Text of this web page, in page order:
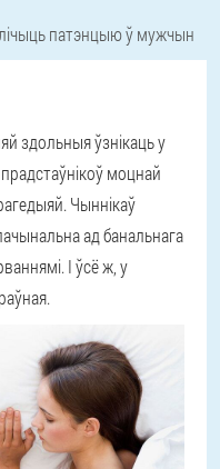
патэнцыю ў мужчын
здольныя ўзнікаць у
моцнай
Чыннікаў
ад банальнага
І ўсё ж, у